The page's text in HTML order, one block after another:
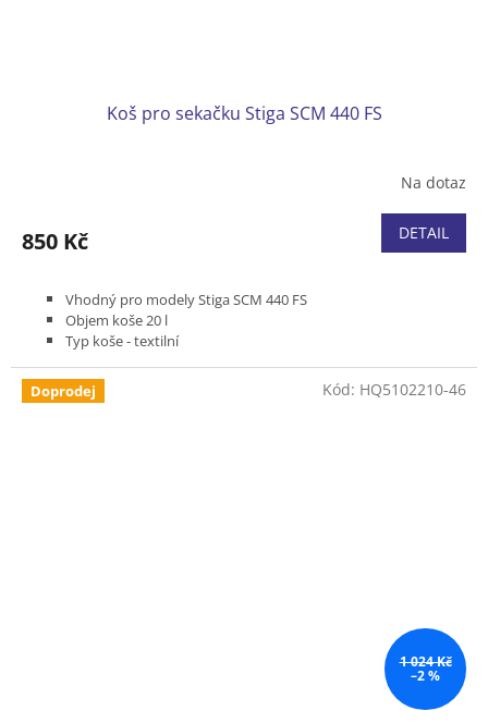
Koš pro sekačku Stiga SCM 440 FS
Na dotaz
850 Kč DETAIL
Vhodný pro modely Stiga SCM 440 FS
Objem koše 20 l
Typ koše - textilní
Doprodej
1 024 Kč
–2 %
Kód: HQ5102210-46